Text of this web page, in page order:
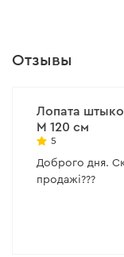
Отзывы
Лопата
M 120 см
5
Доброго дня.
продажі???